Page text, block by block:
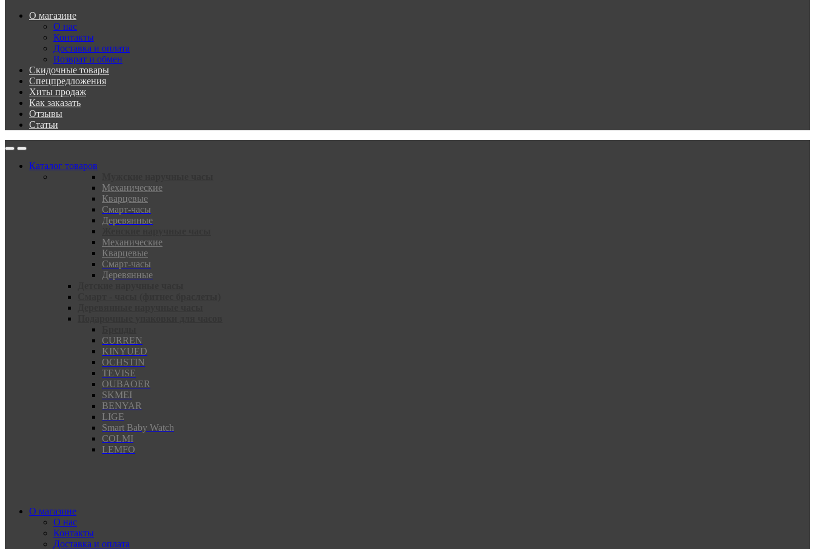
О магазине
О нас
Контакты
Доставка и оплата
Возврат и обмен
Скидочные товары
Спецпредложения
Хиты продаж
Как заказать
Отзывы
Статьи
Каталог товаров
Механические
Кварцевые
Смарт-часы
Деревянные
Механические
Кварцевые
Смарт-часы
Деревянные
CURREN
KINYUED
OCHSTIN
TEVISE
OUBAOER
SKMEI
BENYAR
LIGE
Smart Baby Watch
COLMI
LEMFO
О магазине
О нас
Контакты
Доставка и оплата